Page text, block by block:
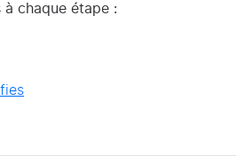
à chaque étape :